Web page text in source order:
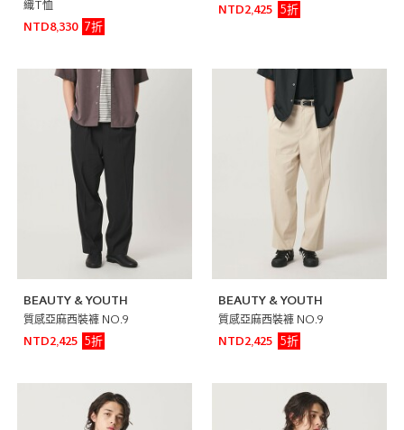
織T恤
NTD8,330
7折
NTD2,425
5折
BEAUTY & YOUTH
質感亞麻西裝褲 NO.9
NTD2,425
5折
BEAUTY & YOUTH
質感亞麻西裝褲 NO.9
NTD2,425
5折